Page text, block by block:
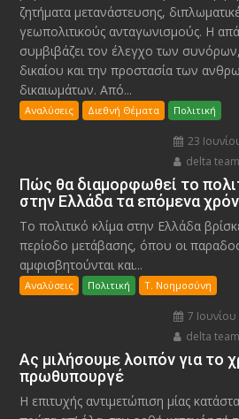
ζητήματα μετανάστευσης,
γεωπολιτικούς ανταγωνισμούς. Η
συμβιβάζει τον έλεγχο των
δικαίου και την προστασία των
δικαιωμάτων. Από...
Αναλύσεις Διεθνή Θέματα Πολιτική
23
delta team
Πώς θα διαμορφωθεί το
στην Ελλάδα τα επόμενα
Το πολιτικό κλίμα στην Ελλάδα
περίοδο μετάβασης, όπου οι
αμφισβητούνται και...
Αναλύσεις Πολιτική Τ. Νοημοσύνη
7
delta team
Ας μιλήσουμε λοιπόν για το
πρωθυπουργέ
Η επιτυχής αντιμετώπιση μίας